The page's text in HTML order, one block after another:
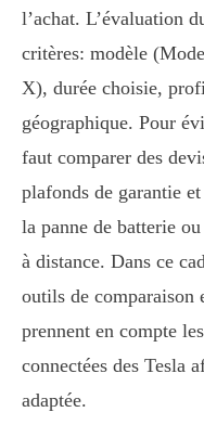
l’achat. L’évaluation
critères: modèle
X), durée choisie,
géographique. Pour
faut comparer des
plafonds de garantie
la panne de batterie
à distance. Dans ce
outils de comparaison
prennent en compte
connectées des Tesla
adaptée.